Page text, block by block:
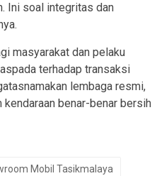
Ini soal integritas dan
masyarakat dan pelaku
terhadap transaksi
lembaga resmi,
benar-benar bersih
Mobil Tasikmalaya